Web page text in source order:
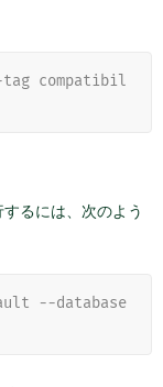
tag compatibil
るには、次のよう
--database